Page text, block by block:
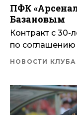
ПФК
Базановым
Контракт с
по соглашению
НОВОСТИ КЛУБА